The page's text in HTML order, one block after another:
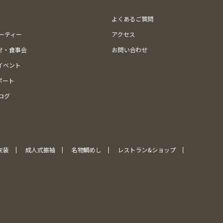
ティー
・食事会
ベント
ート
グ
よくあるご質問
アクセス
お問い合わせ
装 成人式振袖 名物鯛めし
レストラン&ショップ